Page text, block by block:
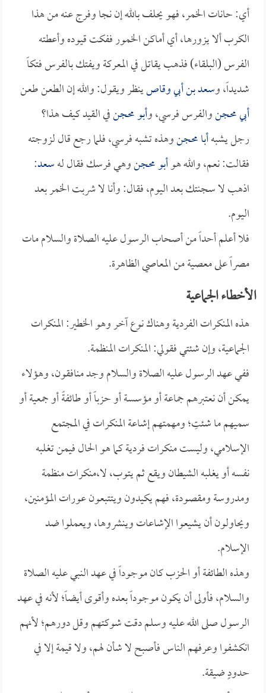
أي: حانات الخمر، فهو يحلف بالله إن نجا وفرج عنه من هذا
الكرب ألا يزورها، أي أماكن الخمور ففكت قيوده وأعطته
الفرس (البلقاء) فذهب يقاتل في المعركة ويفتك بالفرس فتكاً
شديداً، وسعد بن أبي وقاصينظر ويقول: والله إن الطعن طعن
أبي محجنوالفرس فرسي، وأبو محجنفي القيد كيف هذا؟
رجل يشبهأبا محجنوهذه تشبه فرسي، فلما رجع قال لزوجته
فقالت: نعم، والله هوأبو محجنوهي فرسك فقال لهسعد:
اذهب لا سجنتك بعد اليوم، فقال: وأنا لا شربت الخمر بعد
اليوم.
فلا أعلم أحداً من أصحاب الرسول عليه الصلاة والسلام مات
مصراً على معصية من المعاصي الظاهرة.
الأخطاء الجماعية
هذه المنكرات الفردية وهناك نوع آخر وهو الخطير: المنكرات
الجماعية، وإن شئتي فقولي: المنكرات المنظمة.
ففي عهد الرسول عليه الصلاة والسلام وجد منافقون، وهؤلاء
يمكن أن نعتبرهم جماعة أو مؤسسة أو حزباً أو طائفةً أو جمعية أو
سميهم ما شئتِ؛ ومهمتهم إشاعة المنكرات في المجتمع
الإسلامي، وليست منكرات فردية كما هو الحال فيمن تغلبه
نفسه أو يغلبه الشيطان ويقع ثم يتوب، لا،منكرات منظمة
ومدروسة ومقصودة، فهم يكيدون ويتتبعون عورات المؤمنين،
ويحاولون أن يشيعوا الإشاعات وينشروها، ويعملوا ضد
الإسلام.
وهذه الطائفة أو الحزب كان موجوداً في عهد النبي عليه الصلاة
والسلام، فأولى أن يكون موجوداً بعده وأقوى أيضاً؛ لأنه في عهد
الرسول صلى الله عليه وسلم دقت شوكتهم وقل دورهم؛ لأنهم
انكشفوا وعرفهم الناس فأصبح لا شأن لهم، ولا قيمة إلا في
حدودٍ ضيقة.